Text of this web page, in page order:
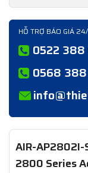
HỖ TRỢ BÁO GIÁ
0522
0568
AIR-AP2802I-
2800 Series